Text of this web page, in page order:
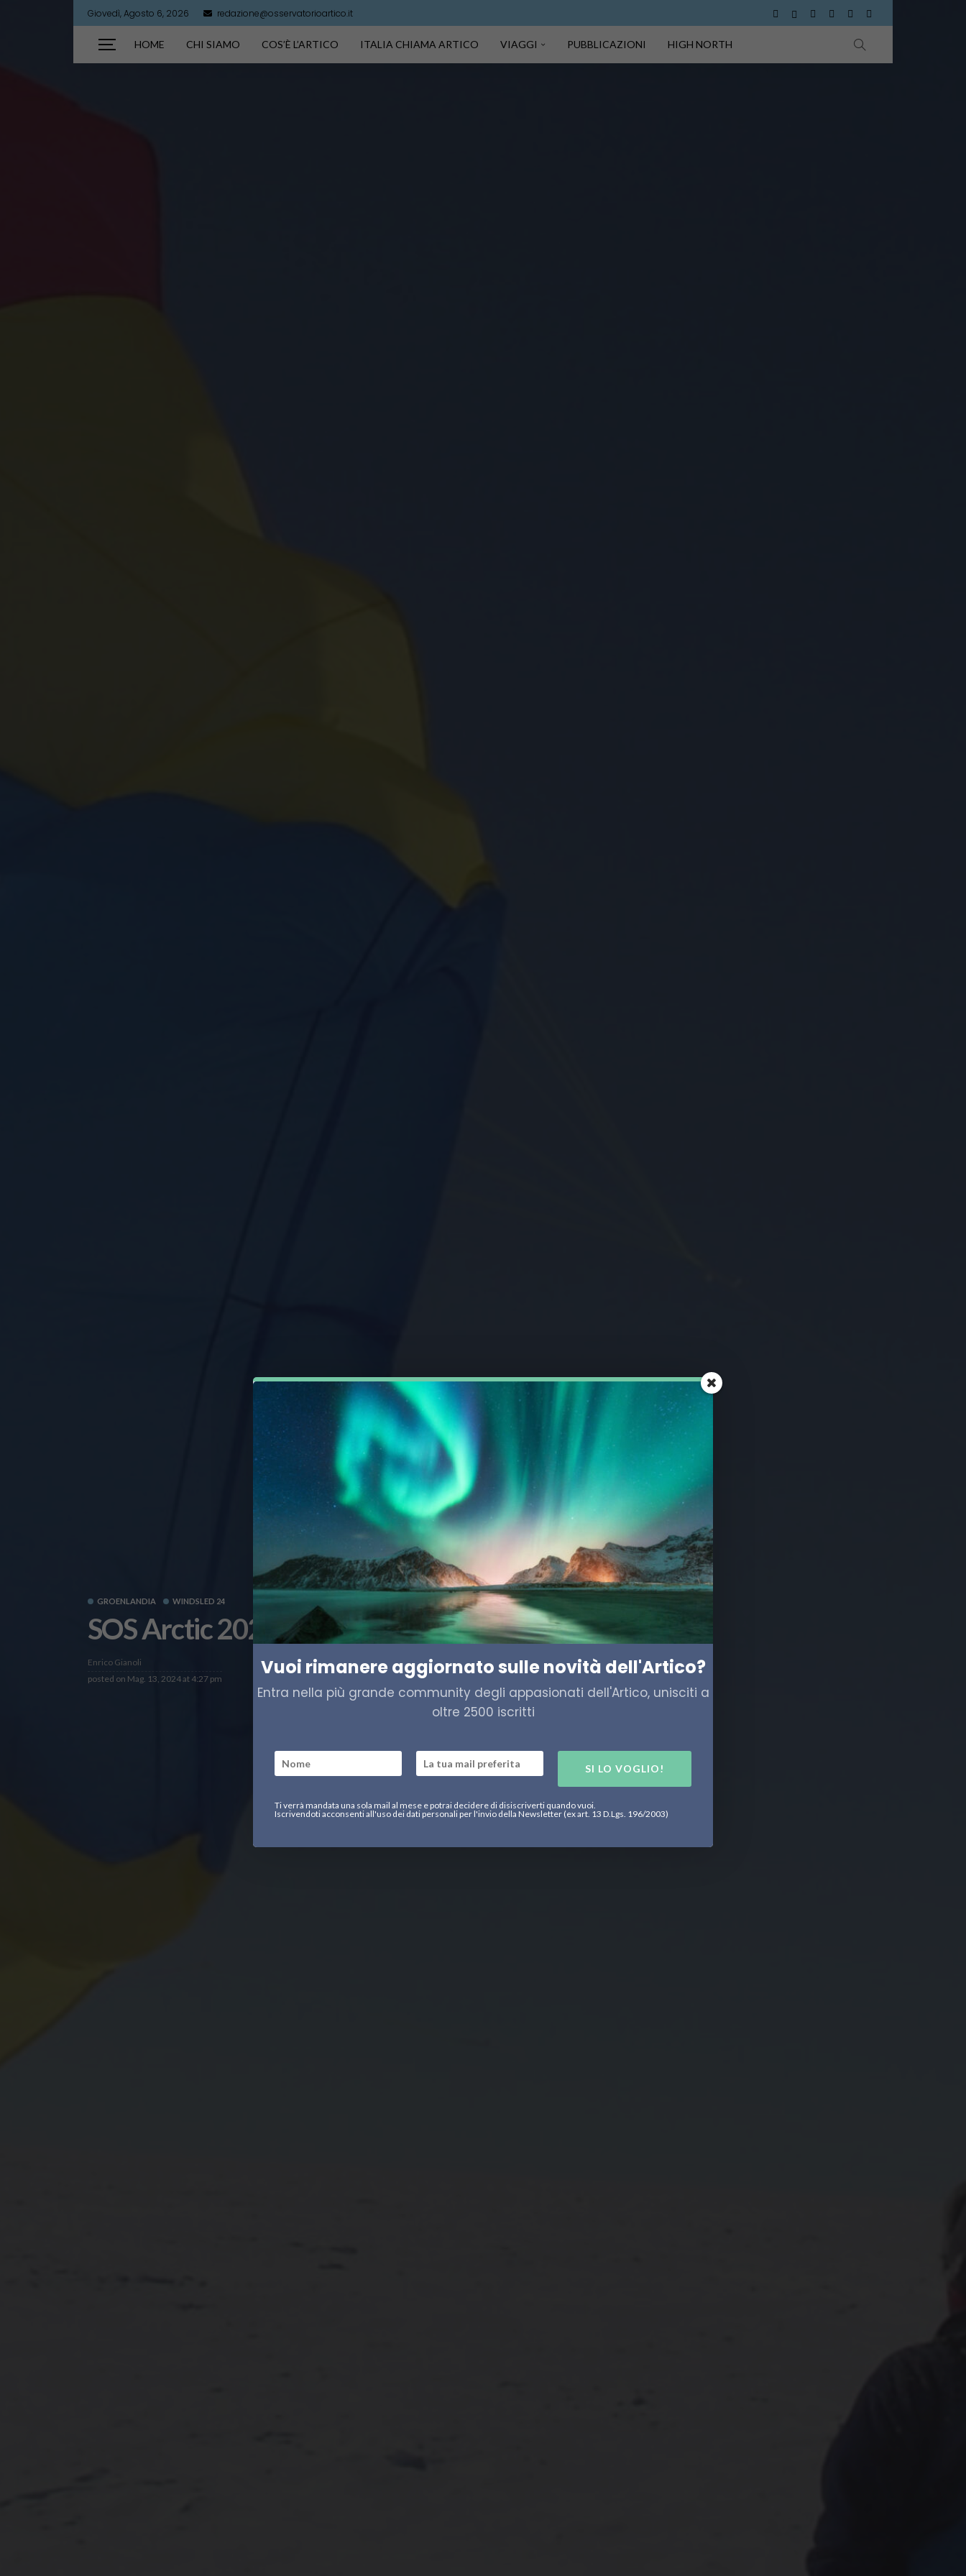
Giovedì, Agosto 6, 2026 redazione@osservatorioartico.it
HOME CHI SIAMO COS’È L’ARTICO ITALIA CHIAMA ARTICO VIAGGI PUBBLICAZIONI HIGH NORTH
GROENLANDIA WINDSLED 24
SOS Arctic 2024: Eppur si muove!
Enrico Gianoli
posted on Mag. 13, 2024 at 4:27 pm Vuoi rimanere aggiornato sulle novità dell'Artico?
Entra nella più grande community degli appasionati dell'Artico, unisciti a
oltre 2500 iscritti
SI LO VOGLIO!
Ti verrà mandata una sola mail al mese e potrai decidere di disiscriverti quando vuoi.
Iscrivendoti acconsenti all'uso dei dati personali per l'invio della Newsletter (ex art. 13 D.Lgs. 196/2003)